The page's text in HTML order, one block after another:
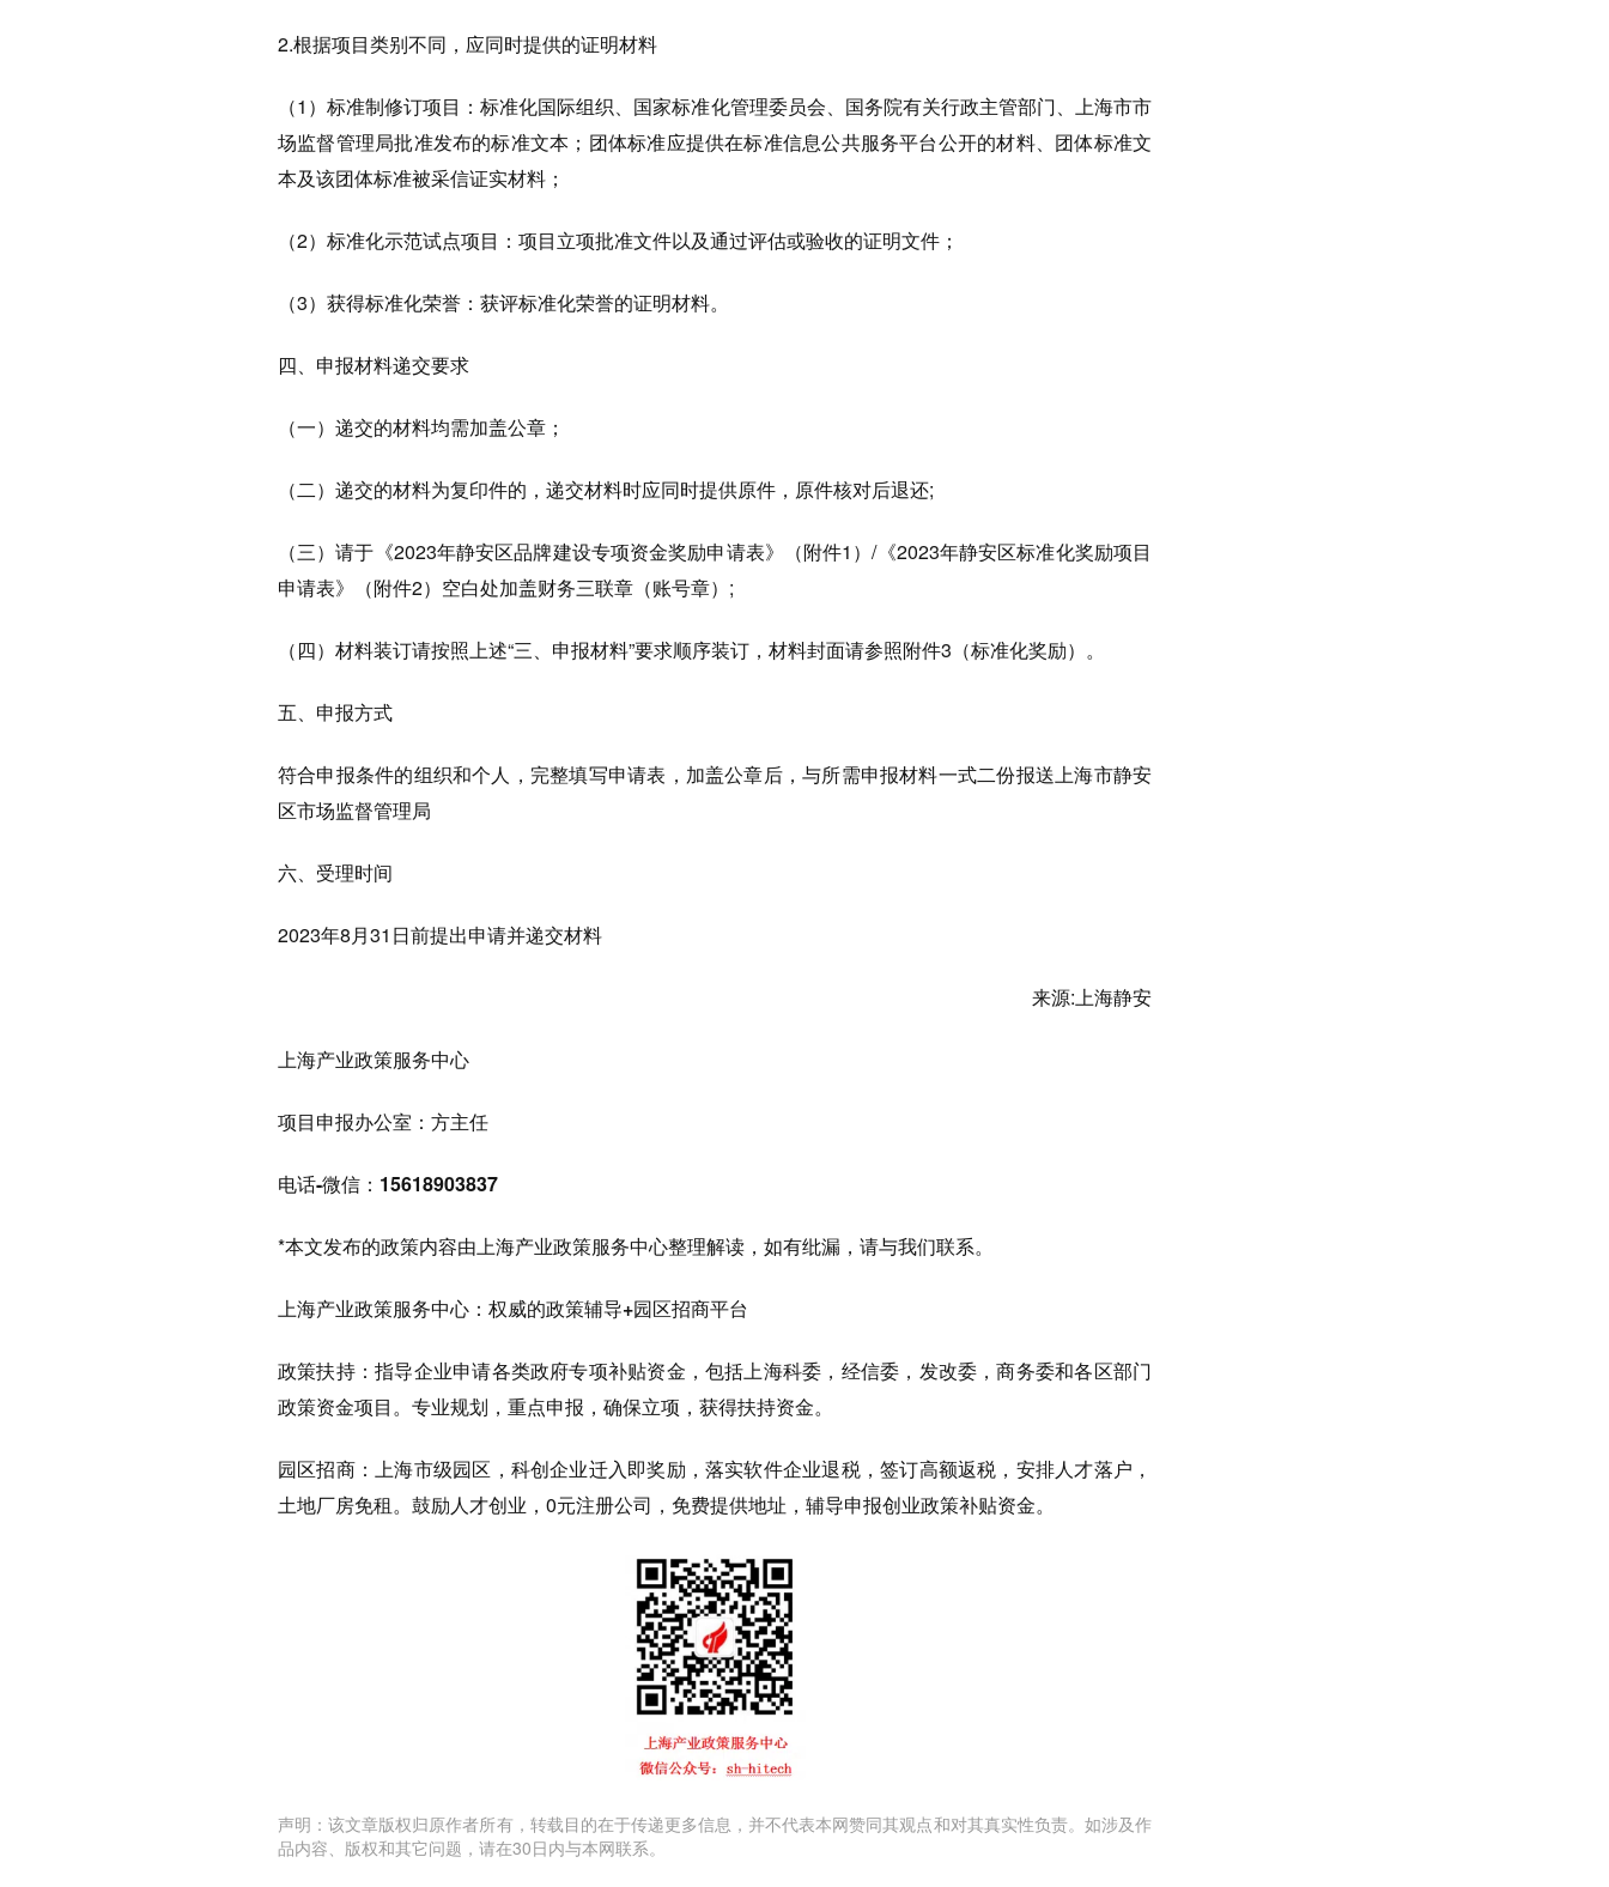
2.根据项目类别不同，应同时提供的证明材料
（1）标准制修订项目：标准化国际组织、国家标准化管理委员会、国务院有关行政主管部门、上海市市
场监督管理局批准发布的标准文本；团体标准应提供在标准信息公共服务平台公开的材料、团体标准文
本及该团体标准被采信证实材料；
（2）标准化示范试点项目：项目立项批准文件以及通过评估或验收的证明文件；
（3）获得标准化荣誉：获评标准化荣誉的证明材料。
四、申报材料递交要求
（一）递交的材料均需加盖公章；
（二）递交的材料为复印件的，递交材料时应同时提供原件，原件核对后退还;
（三）请于《2023年静安区品牌建设专项资金奖励申请表》（附件1）/《2023年静安区标准化奖励项目
申请表》（附件2）空白处加盖财务三联章（账号章）;
（四）材料装订请按照上述“三、申报材料”要求顺序装订，材料封面请参照附件3（标准化奖励）。
五、申报方式
符合申报条件的组织和个人，完整填写申请表，加盖公章后，与所需申报材料一式二份报送上海市静安
区市场监督管理局
六、受理时间
2023年8月31日前提出申请并递交材料
来源:上海静安
上海产业政策服务中心
项目申报办公室：方主任
电话-微信：15618903837
*本文发布的政策内容由上海产业政策服务中心整理解读，如有纰漏，请与我们联系。
上海产业政策服务中心 ： 权威的政策辅导+园区招商平台
政策扶持：指导企业申请各类政府专项补贴资金，包括上海科委，经信委，发改委，商务委和各区部门
政策资金项目。专业规划，重点申报，确保立项，获得扶持资金。
园区招商：上海市级园区，科创企业迁入即奖励，落实软件企业退税，签订高额返税，安排人才落户，
土地厂房免租。鼓励人才创业，0元注册公司，免费提供地址，辅导申报创业政策补贴资金。
声明：该文章版权归原作者所有，转载目的在于传递更多信息，并不代表本网赞同其观点和对其真实性负责。如涉及作
品内容、版权和其它问题，请在30日内与本网联系。